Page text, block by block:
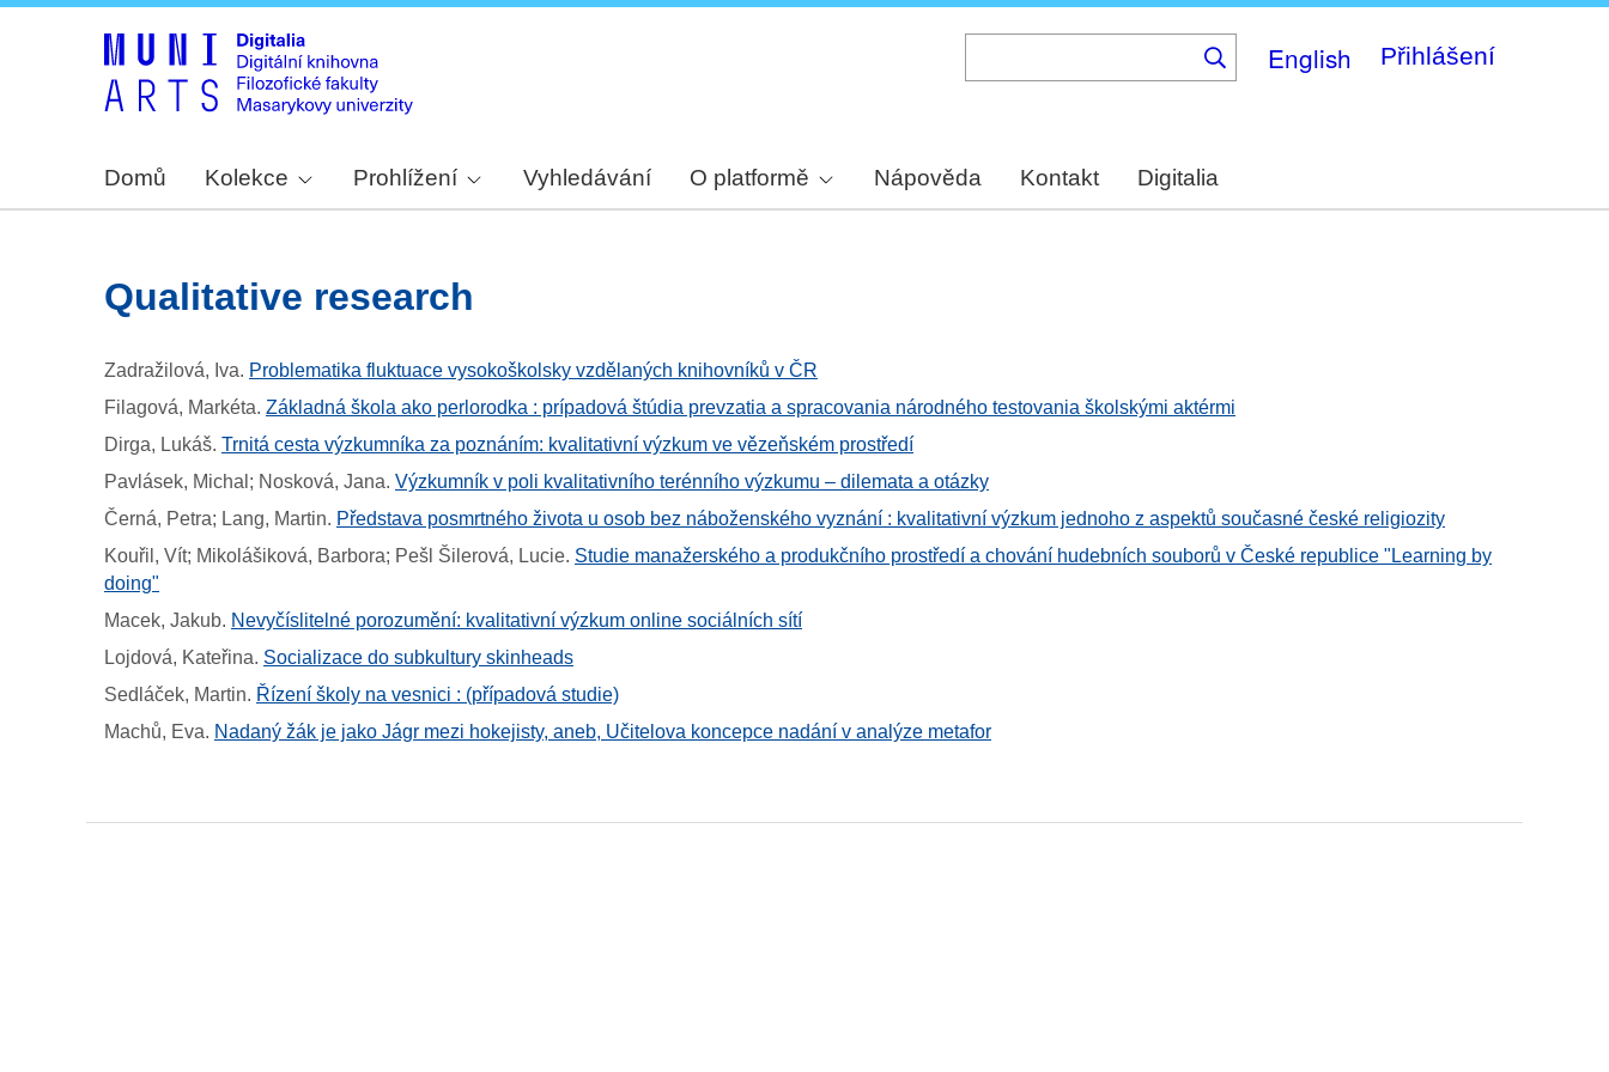
English Přihlášení
Domů Kolekce Prohlížení Vyhledávání O platformě Nápověda Kontakt Digitalia
qualitative research
Zadražilová, Iva. Problematika fluktuace vysokoškolsky vzdělaných knihovníků v ČR
Filagová, Markéta. Základná škola ako perlorodka : prípadová štúdia prevzatia a spracovania národného testovania školskými aktérmi
Dirga, Lukáš. Trnitá cesta výzkumníka za poznáním: kvalitativní výzkum ve vězeňském prostředí
Pavlásek, Michal; Nosková, Jana. Výzkumník v poli kvalitativního terénního výzkumu – dilemata a otázky
Černá, Petra; Lang, Martin. Představa posmrtného života u osob bez náboženského vyznání : kvalitativní výzkum jednoho z aspektů současné české religiozity
Kouřil, Vít; Mikolášiková, Barbora; Pešl Šilerová, Lucie. Studie manažerského a produkčního prostředí a chování hudebních souborů v České republice "Learning by
doing"
Macek, Jakub. Nevyčíslitelné porozumění: kvalitativní výzkum online sociálních sítí
Lojdová, Kateřina. Socializace do subkultury skinheads
Sedláček, Martin. Řízení školy na vesnici : (případová studie)
Machů, Eva. Nadaný žák je jako Jágr mezi hokejisty, aneb, Učitelova koncepce nadání v analýze metafor